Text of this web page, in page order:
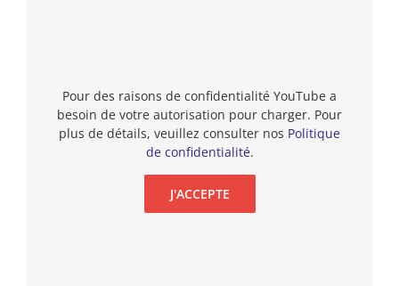
Pour des raisons de confidentialité YouTube a
besoin de votre autorisation pour charger. Pour
plus de détails, veuillez consulter nos Politique
de confidentialité.
J'ACCEPTE